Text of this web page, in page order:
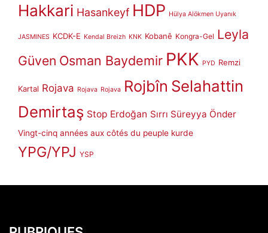
Hakkari Hasankeyf HDP Hülya Alökmen Uyanık
JASMINES KCDK-E Kendal Breizh KNK Kobanê Kongra-Gel Leyla
Güven Osman Baydemir PKK PYD Remzi
Kartal Rojava Rojava Rojava Rojbîn Selahattin
Demirtaş Stop Erdoğan Sırrı Süreyya Önder
Vingt-cinq années aux côtés du peuple kurde
YPG/YPJ YSP